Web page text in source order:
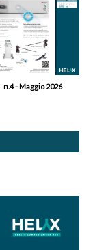
n.4 - Maggio 2026